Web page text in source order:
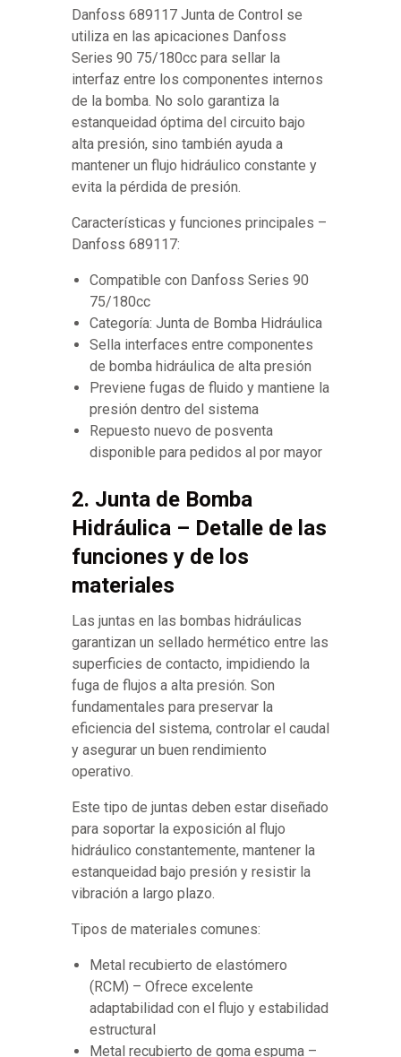
Danfoss 689117 Junta de Control se
utiliza en las apicaciones Danfoss
Series 90 75/180cc para sellar la
interfaz entre los componentes internos
de la bomba. No solo garantiza la
estanqueidad óptima del circuito bajo
alta presión, sino también ayuda a
mantener un flujo hidráulico constante y
evita la pérdida de presión.
Características y funciones principales –
Danfoss 689117:
Compatible con Danfoss Series 90
75/180cc
Categoría: Junta de Bomba Hidráulica
Sella interfaces entre componentes
de bomba hidráulica de alta presión
Previene fugas de fluido y mantiene la
presión dentro del sistema
Repuesto nuevo de posventa
disponible para pedidos al por mayor
2. Junta de Bomba
Hidráulica – Detalle de las
funciones y de los
materiales
Las juntas en las bombas hidráulicas
garantizan un sellado hermético entre las
superficies de contacto, impidiendo la
fuga de flujos a alta presión. Son
fundamentales para preservar la
eficiencia del sistema, controlar el caudal
y asegurar un buen rendimiento
operativo.
Este tipo de juntas deben estar diseñado
para soportar la exposición al flujo
hidráulico constantemente, mantener la
estanqueidad bajo presión y resistir la
vibración a largo plazo.
Tipos de materiales comunes:
Metal recubierto de elastómero
(RCM) – Ofrece excelente
adaptabilidad con el flujo y estabilidad
estructural
Metal recubierto de goma espuma –